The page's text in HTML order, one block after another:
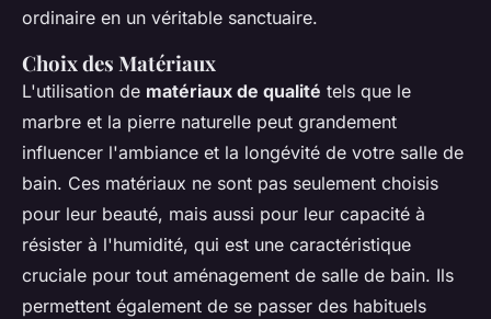
ordinaire en un véritable sanctuaire.
Choix des Matériaux
L'utilisation de matériaux de qualité tels que le
marbre et la pierre naturelle peut grandement
influencer l'ambiance et la longévité de votre salle de
bain. Ces matériaux ne sont pas seulement choisis
pour leur beauté, mais aussi pour leur capacité à
résister à l'humidité, qui est une caractéristique
cruciale pour tout aménagement de salle de bain. Ils
permettent également de se passer des habituels